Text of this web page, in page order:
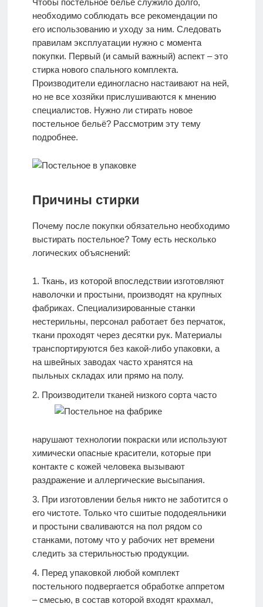
Стирка и
Химчистка
Чтобы постельное бельё служило долго,
необходимо соблюдать все рекомендации по
его использованию и уходу за ним. Следовать
правилам эксплуатации нужно с момента
покупки. Первый (и самый важный) аспект – это
стирка нового спального комплекта.
Производители единогласно настаивают на ней,
но не все хозяйки прислушиваются к мнению
специалистов. Нужно ли стирать новое
постельное бельё? Рассмотрим эту тему
подробнее.
Причины стирки
Почему после покупки обязательно необходимо
выстирать постельное? Тому есть несколько
логических объяснений:
Ткань, из которой впоследствии изготовляют
наволочки и простыни, производят на крупных
фабриках. Специализированные станки
нестерильны, персонал работает без перчаток,
ткани проходят через десятки рук. Материалы
транспортируются без какой-либо упаковки, а
на швейных заводах часто хранятся на
пыльных складах или прямо на полу.
Производители тканей низкого сорта часто
нарушают технологии покраски или используют
химически опасные красители, которые при
контакте с кожей человека вызывают
раздражение и аллергические высыпания.
При изготовлении белья никто не заботится о
его чистоте. Только что сшитые пододеяльники
и простыни сваливаются на пол рядом со
станками, потому что у рабочих нет времени
следить за стерильностью продукции.
Перед упаковкой любой комплект
постельного подвергается обработке аппретом
– смесью, в состав которой входят крахмал,